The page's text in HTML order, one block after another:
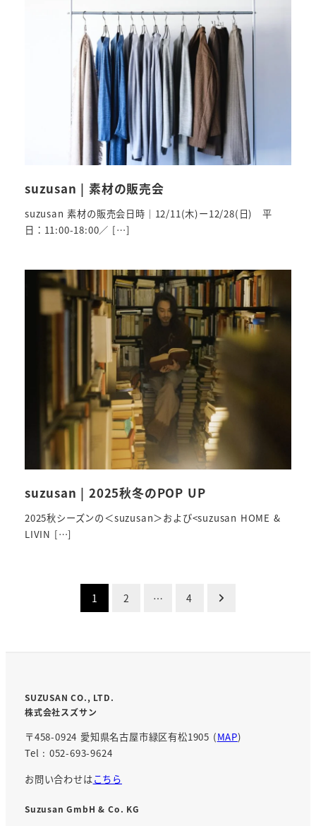
suzusan | 素材の販売会
suzusan 素材の販売会日時｜12/11(木)ー12/28(日) 平
日：11:00-18:00／ […]
suzusan | 2025秋冬のPOP UP
2025秋シーズンの＜suzusan＞および<suzusan HOME &
LIVIN […]
ー
ジ
送
り
1 2 … 4
SUZUSAN CO., LTD.
株式会社スズサン
〒458-0924 愛知県名古屋市緑区有松1905 (MAP)
Tel : 052-693-9624
お問い合わせは こちら
Suzusan GmbH & Co. KG